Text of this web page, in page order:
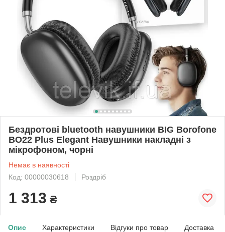
Бездротові bluetooth навушники BIG Borofone
BO22 Plus Elegant Навушники накладні з
мікрофоном, чорні
Немає в наявності
Код: 00000030618
Роздріб
1 313 ₴
Опис Характеристики Відгуки про товар Доставка